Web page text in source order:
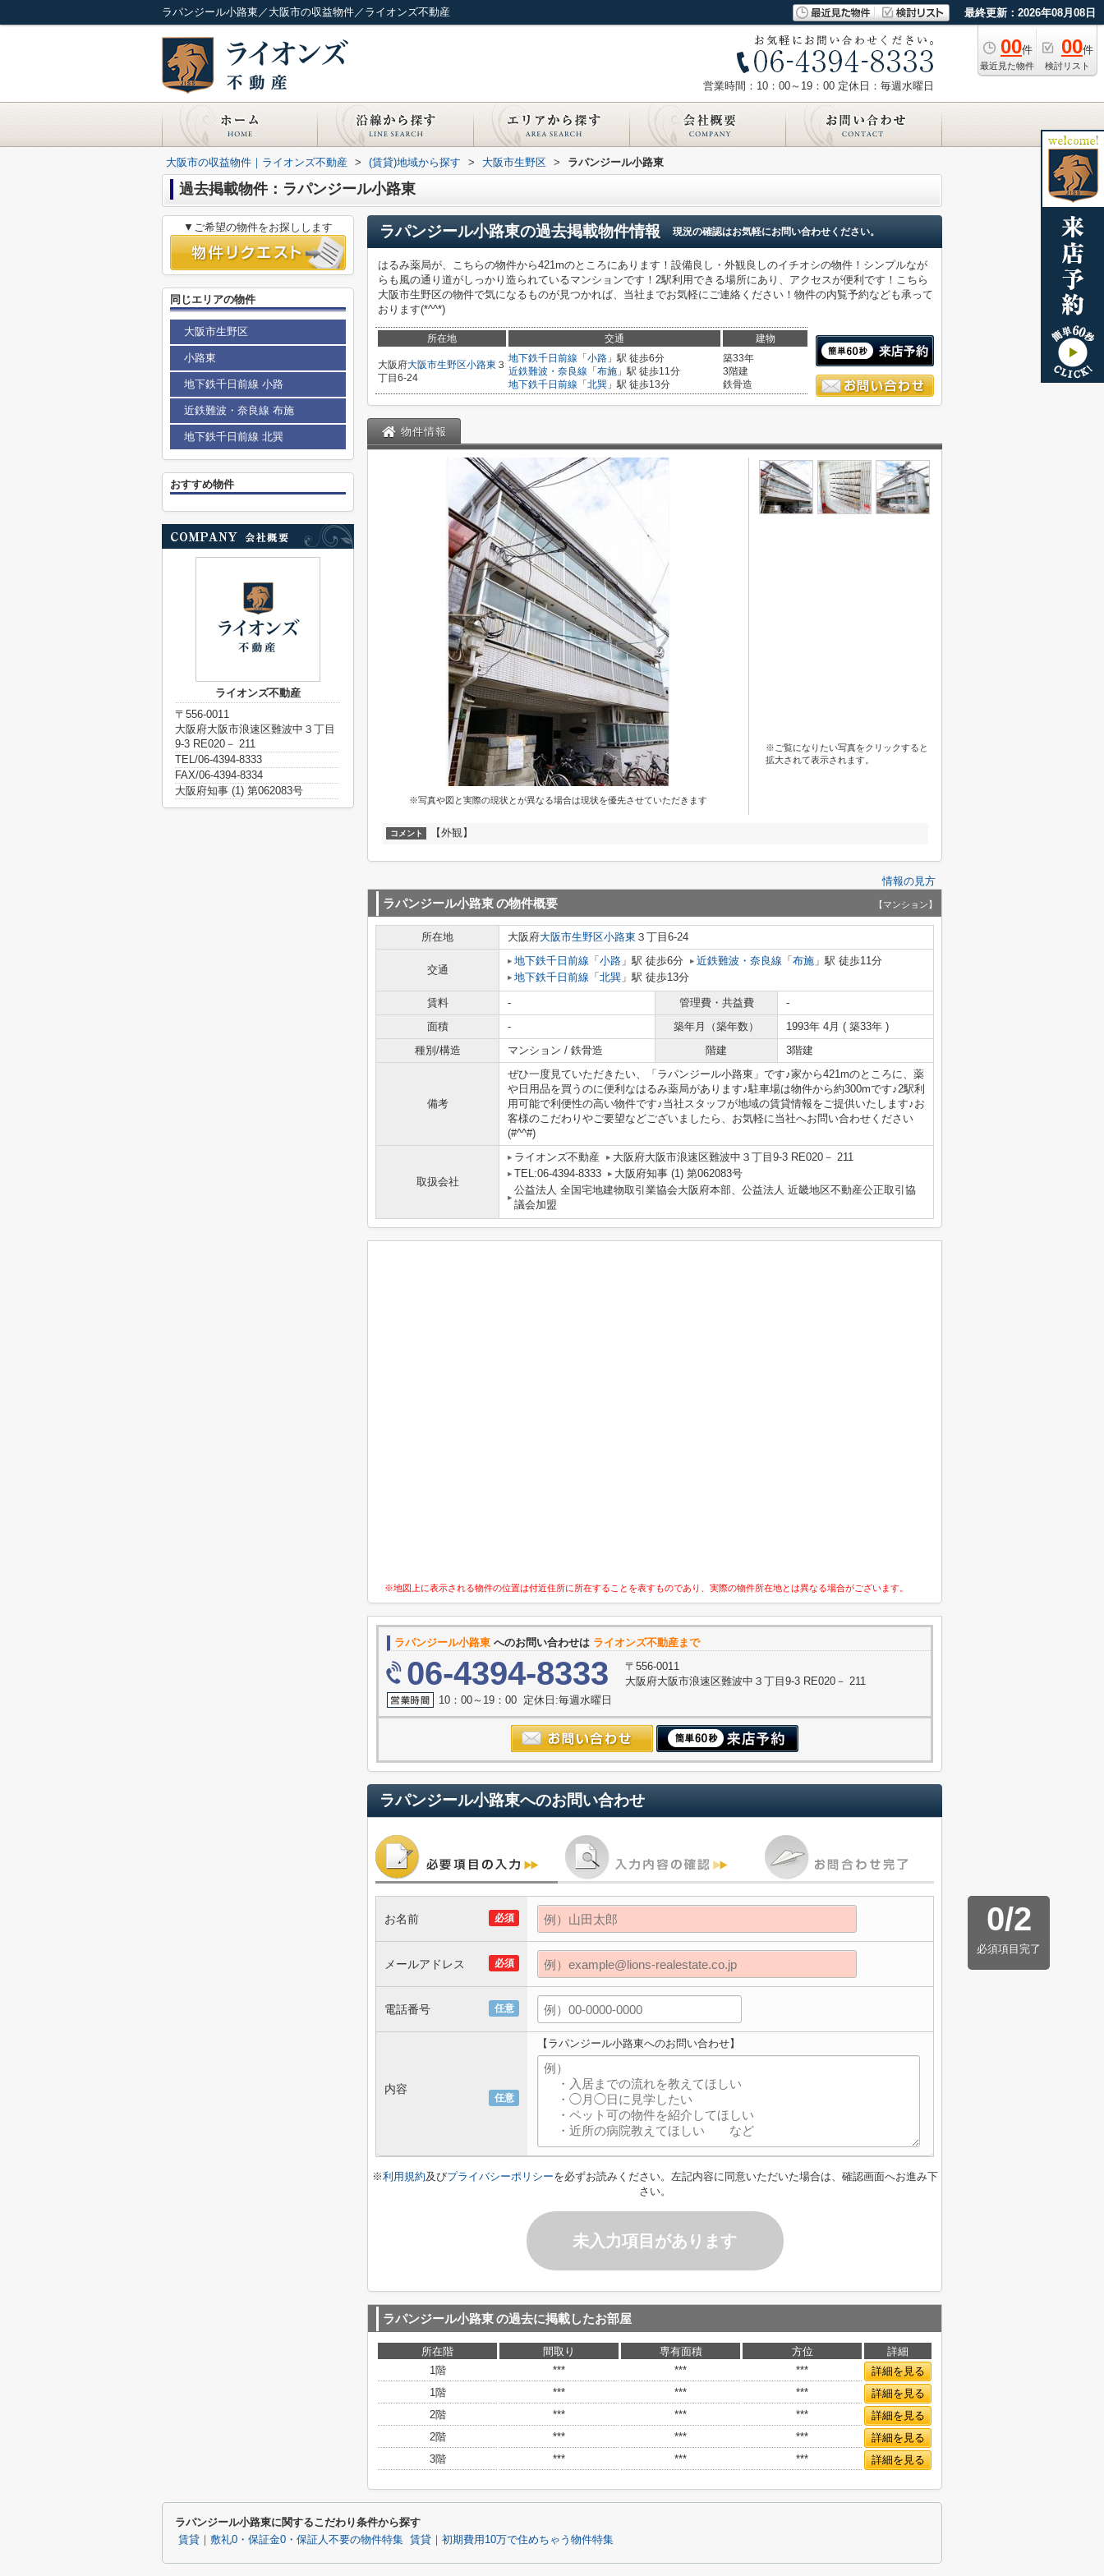
ラパンジール小路東／大阪市の収益物件／ライオンズ不動産 最終更新：2026年08月08日
00件
最近見た物件
00件
検討リスト
営業時間：10：00～19：00 定休日：毎週水曜日
大阪市の収益物件｜ライオンズ不動産 > (賃貸)地域から探す > 大阪市生野区 > ラパンジール小路東
過去掲載物件：ラパンジール小路東
ラパンジール小路東の過去掲載物件情報 現況の確認はお気軽にお問い合わせください。
はるみ薬局が、こちらの物件から421mのところにあります！設備良し・外観良しのイチオシの物件！シンプルなが
らも風の通り道がしっかり造られているマンションです！2駅利用できる場所にあり、アクセスが便利です！こちら
大阪市生野区の物件で気になるものが見つかれば、当社までお気軽にご連絡ください！物件の内覧予約なども承って
おります(*^^*)
所在地 交通 建物
大阪府大阪市生野区小路東 ３
丁目6-24
地下鉄千日前線 「 小路 」駅 徒歩6分
近鉄難波・奈良線 「 布施 」駅 徒歩11分
地下鉄千日前線 「 北巽 」駅 徒歩13分
築33年
3階建
鉄骨造
物件情報
※写真や図と実際の現状とが異なる場合は現状を優先させていただきます
※ご覧になりたい写真をクリックすると
拡大されて表示されます。
コメント 【外観】
情報の見方
ラパンジール小路東の物件概要 【マンション】
所在地 大阪府大阪市生野区小路東 ３丁目6-24
交通
地下鉄千日前線 「 小路 」駅 徒歩6分 近鉄難波・奈良線 「 布施 」駅 徒歩11分
地下鉄千日前線 「 北巽 」駅 徒歩13分
賃料 - 管理費・共益費
-
面積
- 築年月（築年数）
1993年 4月 ( 築33年 )
種別/構造
マンション / 鉄骨造 階建 3階建
備考
ぜひ一度見ていただきたい、「ラパンジール小路東」です♪家から421mのところに、薬
や日用品を買うのに便利なはるみ薬局があります♪駐車場は物件から約300mです♪2駅利
用可能で利便性の高い物件です♪当社スタッフが地域の賃貸情報をご提供いたします♪お
客様のこだわりやご要望などございましたら、お気軽に当社へお問い合わせください
(#^^#)
取扱会社
ライオンズ不動産
大阪府大阪市浪速区難波中３丁目9-3 RE020－ 211
TEL:06-4394-8333
大阪府知事 (1) 第062083号
公益法人 全国宅地建物取引業協会大阪府本部、公益法人 近畿地区不動産公正取引協
議会加盟
※地図上に表示される物件の位置は付近住所に所在することを表すものであり、実際の物件所在地とは異なる場合がございます。
ラパンジール小路東 へのお問い合わせは ライオンズ不動産まで
06-4394-8333
〒556-0011
大阪府大阪市浪速区難波中３丁目9-3 RE020－ 211
10：00～19：00 定休日:毎週水曜日
ラパンジール小路東へのお問い合わせ
0/2
必須項目完了
必須
お名前
必須
メールアドレス
任意
電話番号
任意
内容
【ラパンジール小路東へのお問い合わせ】
※利用規約及びプライバシーポリシーを必ずお読みください。左記内容に同意いただいた場合は、確認画面へお進み下
さい。
未入力項目があります
ラパンジール小路東の過去に掲載したお部屋
所在階 間取り 専有面積 方位
詳細
1階
*** *** ***
詳細を見る
1階
*** *** ***
詳細を見る
2階
*** *** ***
詳細を見る
2階
*** *** ***
詳細を見る
3階
*** *** *** 詳細を見る
▼ご希望の物件をお探しします
同じエリアの物件
大阪市生野区
小路東
地下鉄千日前線 小路
近鉄難波・奈良線 布施
地下鉄千日前線 北巽
おすすめ物件
ライオンズ不動産
〒556-0011
大阪府大阪市浪速区難波中３丁目
9-3 RE020－ 211
TEL/06-4394-8333
FAX/06-4394-8334
大阪府知事 (1) 第062083号
ラパンジール小路東に関するこだわり条件から探す
賃貸｜敷礼0・保証金0・保証人不要の物件特集 賃貸｜初期費用10万で住めちゃう物件特集